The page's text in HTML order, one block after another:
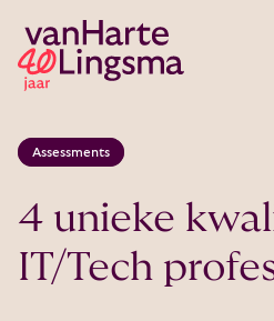
Assessments
4 unieke
IT/Tech